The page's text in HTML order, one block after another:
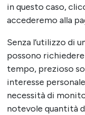
in questo caso,
accederemo alla
Senza l’utilizzo di
possono
tempo, prezioso
interesse
necessità di
notevole quantità